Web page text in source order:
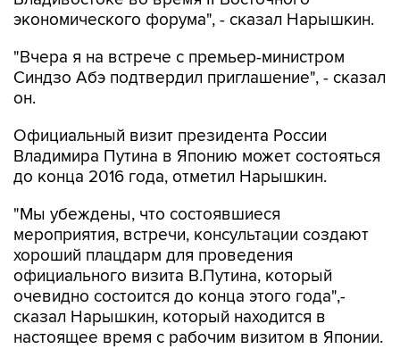
экономического форума", - сказал Нарышкин.
"Вчера я на встрече с премьер-министром
Синдзо Абэ подтвердил приглашение", - сказал
он.
Официальный визит президента России
Владимира Путина в Японию может состояться
до конца 2016 года, отметил Нарышкин.
"Мы убеждены, что состоявшиеся
мероприятия, встречи, консультации создают
хороший плацдарм для проведения
официального визита В.Путина, который
очевидно состоится до конца этого года",-
сказал Нарышкин, который находится в
настоящее время с рабочим визитом в Японии.